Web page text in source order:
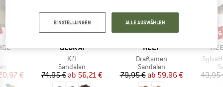
Preis
€
MARKE
OLUKAI
Artikel
Ki'I
Produktgruppe
Sandalen
Preis
74,95 € reduzierter Preis
ab 56,21 €
Rabatt
bis 25%
MARKE
REEF
Artikel
Draftsmen
Produktgruppe
Sandalen
Preis
79,95 € reduzierter Preis
ab 59,96 €
bis 25%
Artikel
49,95
EINSTELLUNGEN ALLE AUSWÄHLEN